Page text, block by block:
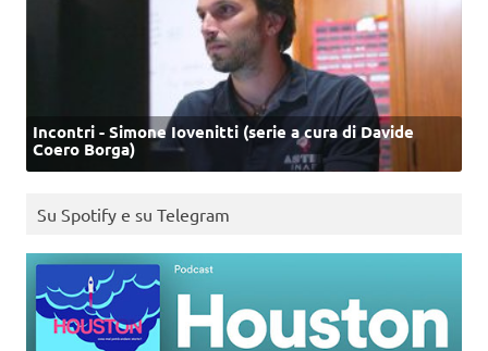
Incontri - Simone Iovenitti (serie a cura di Davide
Coero Borga)
Su Spotify e su Telegram